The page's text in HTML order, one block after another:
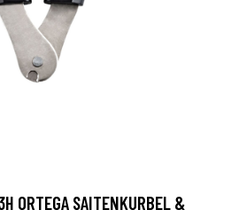
ORTEGA SAITENKURBEL &